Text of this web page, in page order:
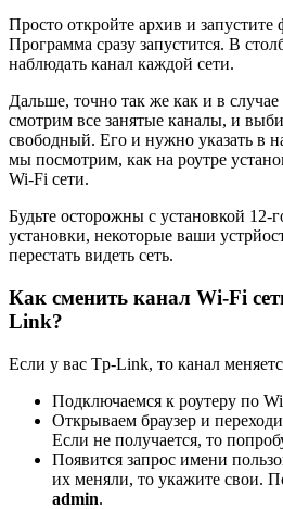
Просто откройте архив и
Программа сразу запустится. В
наблюдать канал каждой сети.
Дальше, точно так же как и в
смотрим все занятые каналы, и
свободный. Его и нужно указать в
мы посмотрим, как на роутре
Wi-Fi сети.
Будьте осторожны с установкой 12-
установки, некоторые ваши
перестать видеть сеть.
Как сменить канал Wi-Fi
Link?
Если у вас Tp-Link, то канал
Подключаемся к роутеру по
Открываем браузер и
Если не получается, то
Появится запрос имени
их меняли, то укажите свои.
admin.